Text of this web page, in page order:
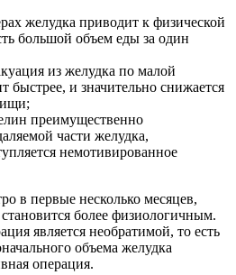
желудка приводит к физической
большой объем еды за один
из желудка по малой
быстрее, и значительно снижается
преимущественно
части желудка,
немотивированное
в первые несколько месяцев,
более физиологичным.
является необратимой, то есть
объема желудка
операция.